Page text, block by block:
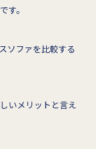
す。
ソファを比較する
いメリットと言え